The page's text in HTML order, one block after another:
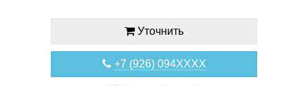
Уточнить
+7 (926) 094XXXX